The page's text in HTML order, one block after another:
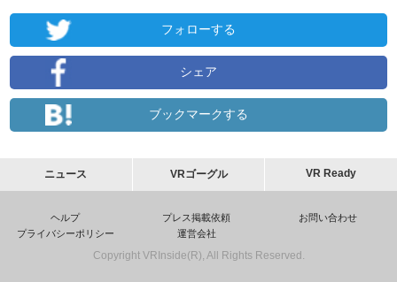
フォローする
シェア
ブックマークする
ニュース VRゴーグル VR Ready
ヘルプ プレス掲載依頼
お問い合わせ
プライバシーポリシー
運営会社
Copyright VRInside(R), All Rights Reserved.